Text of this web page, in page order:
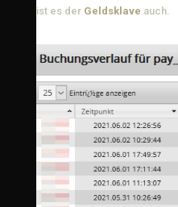
ist es der Geldsklave auch.